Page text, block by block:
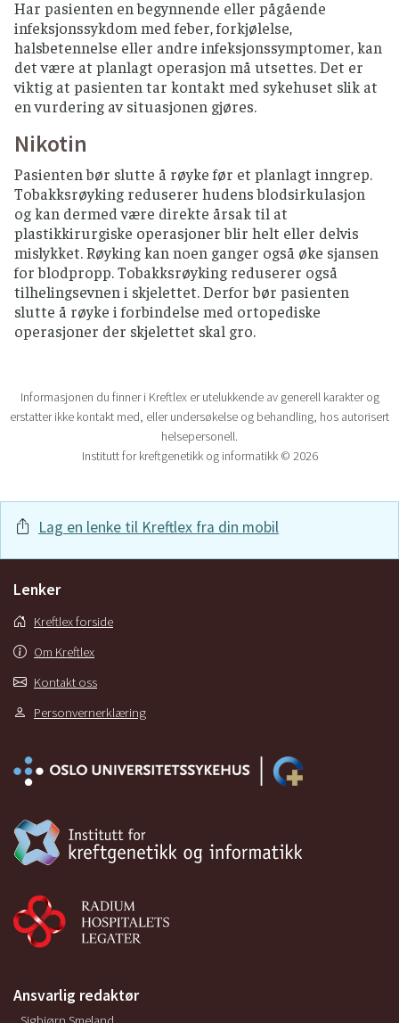
Har pasienten en begynnende eller pågående
infeksjonssykdom med feber, forkjølelse,
halsbetennelse eller andre infeksjonssymptomer, kan
det være at planlagt operasjon må utsettes. Det er
viktig at pasienten tar kontakt med sykehuset slik at
en vurdering av situasjonen gjøres.
Nikotin
Pasienten bør slutte å røyke før et planlagt inngrep.
Tobakksrøyking reduserer hudens blodsirkulasjon
og kan dermed være direkte årsak til at
plastikkirurgiske operasjoner blir helt eller delvis
mislykket. Røyking kan noen ganger også øke sjansen
for blodpropp. Tobakksrøyking reduserer også
tilhelingsevnen i skjelettet. Derfor bør pasienten
slutte å røyke i forbindelse med ortopediske
operasjoner der skjelettet skal gro.
Informasjonen du finner i Kreftlex er utelukkende av generell karakter og
erstatter ikke kontakt med, eller undersøkelse og behandling, hos autorisert
helsepersonell.
Institutt for kreftgenetikk og informatikk © 2026
Lag en lenke til Kreftlex fra din mobil
Lenker
Kreftlex forside
Om Kreftlex
Kontakt oss
Personvernerklæring
Ansvarlig redaktør